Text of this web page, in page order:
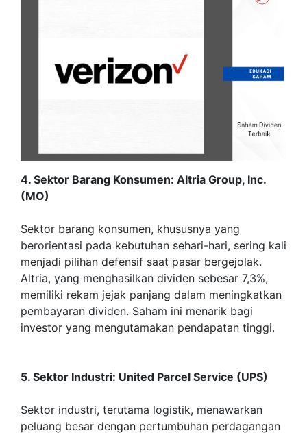
4. Sektor Barang Konsumen: Altria Group, Inc.
(MO)
Sektor barang konsumen, khususnya yang
berorientasi pada kebutuhan sehari-hari, sering kali
menjadi pilihan defensif saat pasar bergejolak.
Altria, yang menghasilkan dividen sebesar 7,3%,
memiliki rekam jejak panjang dalam meningkatkan
pembayaran dividen. Saham ini menarik bagi
investor yang mengutamakan pendapatan tinggi.
5. Sektor Industri: United Parcel Service (UPS)
Sektor industri, terutama logistik, menawarkan
peluang besar dengan pertumbuhan perdagangan